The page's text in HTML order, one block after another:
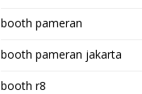
booth pameran
booth pameran jakarta
booth r8